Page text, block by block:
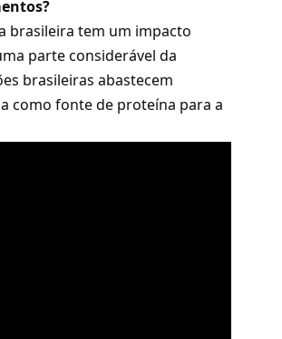
brasileira tem um impacto
parte considerável da
brasileiras abastecem
como fonte de proteína para a